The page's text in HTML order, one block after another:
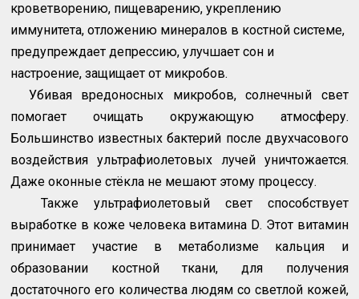
кроветворению, пищеварению, укреплению
иммунитета, отложению минералов в костной системе,
предупреждает депрессию, улучшает сон и
настроение, защищает от микробов.
Убивая вредоносных микробов, солнечный свет
помогает очищать окружающую атмосферу.
Большинство известных бактерий после двухчасового
воздействия ультрафиолетовых лучей уничтожается.
Даже оконные стёкла не мешают этому процессу.
Также ультрафиолетовый свет способствует
выработке в коже человека витамина D. Этот витамин
принимает участие в метаболизме кальция и
образовании костной ткани, для получения
достаточного его количества людям со светлой кожей,